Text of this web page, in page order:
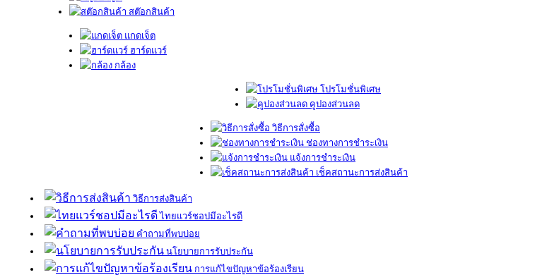
สต๊อกสินค้า
แกดเจ็ต
ฮาร์ดแวร์
กล้อง
โปรโมชั่นพิเศษ
คูปองส่วนลด
วิธีการสั่งซื้อ
ช่องทางการชำระเงิน
แจ้งการชำระเงิน
เช็คสถานะการส่งสินค้า
วิธีการส่งสินค้า
ไทยแวร์ชอปมีอะไรดี
คำถามที่พบบ่อย
นโยบายการรับประกัน
การแก้ไขปัญหาข้อร้องเรียน